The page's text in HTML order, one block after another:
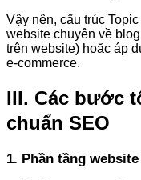
Vậy nên, cấu trúc
website chuyên về
trên website) hoặc áp
e-commerce.
III. Các bước
chuẩn SEO
1. Phần tầng website